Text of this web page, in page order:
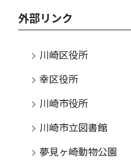
外部リンク
川崎区役所
幸区役所
川崎市役所
川崎市立図書館
夢見ヶ崎動物公園